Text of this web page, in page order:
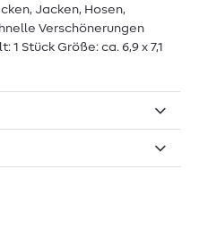
Jacken, Hosen,
Verschönerungen
Stück Größe: ca. 6,9 x 7,1